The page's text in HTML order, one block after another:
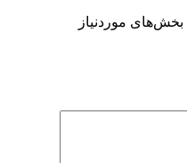
بخش‌های موردنیاز